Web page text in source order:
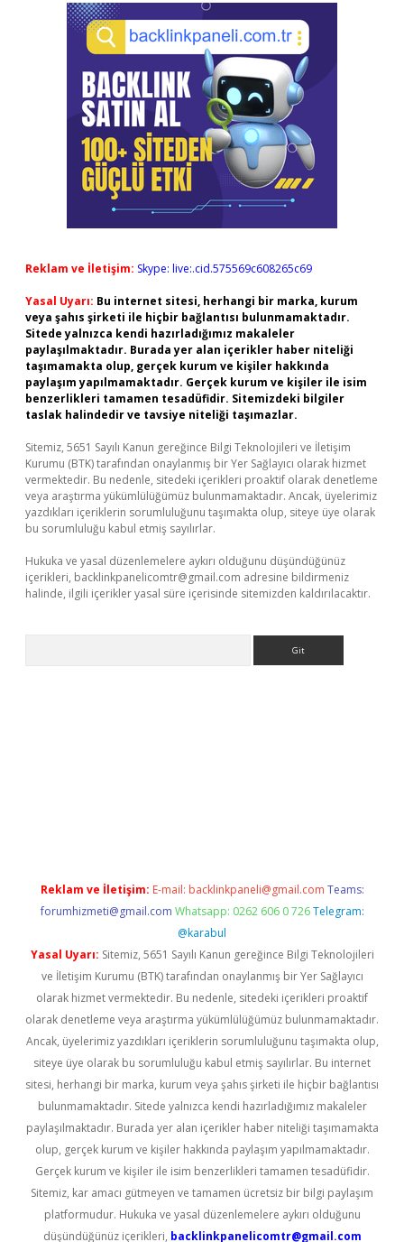
Reklam ve İletişim: Skype: live:.cid.575569c608265c69
Yasal Uyarı: Bu internet sitesi, herhangi bir marka, kurum
veya şahıs şirketi ile hiçbir bağlantısı bulunmamaktadır.
Sitede yalnızca kendi hazırladığımız makaleler
paylaşılmaktadır. Burada yer alan içerikler haber niteliği
taşımamakta olup, gerçek kurum ve kişiler hakkında
paylaşım yapılmamaktadır. Gerçek kurum ve kişiler ile isim
benzerlikleri tamamen tesadüfidir. Sitemizdeki bilgiler
taslak halindedir ve tavsiye niteliği taşımazlar.
Sitemiz, 5651 Sayılı Kanun gereğince Bilgi Teknolojileri ve İletişim
Kurumu (BTK) tarafından onaylanmış bir Yer Sağlayıcı olarak hizmet
vermektedir. Bu nedenle, sitedeki içerikleri proaktif olarak denetleme
veya araştırma yükümlülüğümüz bulunmamaktadır. Ancak, üyelerimiz
yazdıkları içeriklerin sorumluluğunu taşımakta olup, siteye üye olarak
bu sorumluluğu kabul etmiş sayılırlar.
Hukuka ve yasal düzenlemelere aykırı olduğunu düşündüğünüz
içerikleri, backlinkpanelicomtr@gmail.com adresine bildirmeniz
halinde, ilgili içerikler yasal süre içerisinde sitemizden kaldırılacaktır.
Reklam ve İletişim: E-mail: backlinkpaneli@gmail.com Teams:
forumhizmeti@gmail.com Whatsapp: 0262 606 0 726 Telegram:
@karabul
Yasal Uyarı: Sitemiz, 5651 Sayılı Kanun gereğince Bilgi Teknolojileri
ve İletişim Kurumu (BTK) tarafından onaylanmış bir Yer Sağlayıcı
olarak hizmet vermektedir. Bu nedenle, sitedeki içerikleri proaktif
olarak denetleme veya araştırma yükümlülüğümüz bulunmamaktadır.
Ancak, üyelerimiz yazdıkları içeriklerin sorumluluğunu taşımakta olup,
siteye üye olarak bu sorumluluğu kabul etmiş sayılırlar. Bu internet
sitesi, herhangi bir marka, kurum veya şahıs şirketi ile hiçbir bağlantısı
bulunmamaktadır. Sitede yalnızca kendi hazırladığımız makaleler
paylaşılmaktadır. Burada yer alan içerikler haber niteliği taşımamakta
olup, gerçek kurum ve kişiler hakkında paylaşım yapılmamaktadır.
Gerçek kurum ve kişiler ile isim benzerlikleri tamamen tesadüfidir.
Sitemiz, kar amacı gütmeyen ve tamamen ücretsiz bir bilgi paylaşım
platformudur. Hukuka ve yasal düzenlemelere aykırı olduğunu
düşündüğünüz içerikleri, backlinkpanelicomtr@gmail.com